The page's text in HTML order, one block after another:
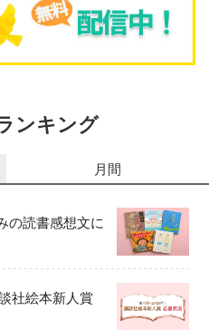
ンキング
月間
読書感想文に
社絵本新人賞